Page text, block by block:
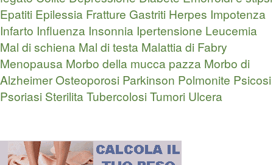
Epatiti Epilessia Fratture Gastriti Herpes Impotenza
Infarto Influenza Insonnia Ipertensione Leucemia
Mal di schiena Mal di testa Malattia di Fabry
Menopausa Morbo della mucca pazza Morbo di
AlzheimerOsteoporosi Parkinson Polmonite Psicosi
Psoriasi SterilitaTubercolosiTumori Ulcera